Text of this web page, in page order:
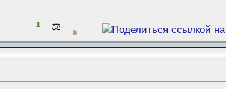
1 ⚖️ 0